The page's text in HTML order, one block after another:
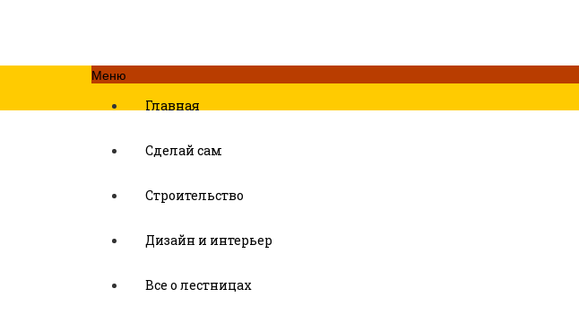
Меню
Главная
Сделай сам
Строительство
Дизайн и интерьер
Все о лестницах